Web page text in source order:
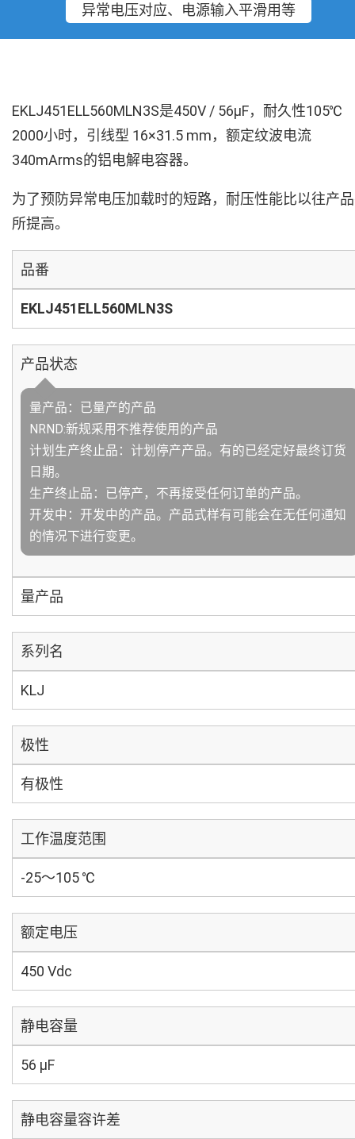
异常电压对应、电源输入平滑用等
EKLJ451ELL560MLN3S是450V / 56µF，耐久性105℃
2000小时，引线型 16×31.5 mm，额定纹波电流
340mArms的铝电解电容器。
为了预防异常电压加载时的短路，耐压性能比以往产
所提高。
品番
EKLJ451ELL560MLN3S
产品状态
量产品：已量产的产品
NRND:新规采用不推荐使用的产品
计划生产终止品：计划停产产品。有的已经定好最终订货
日期。
生产终止品：已停产，不再接受任何订单的产品。
开发中：开发中的产品。产品式样有可能会在无任何通知
的情况下进行变更。
量产品
系列名
KLJ
极性
有极性
工作温度范围
-25～105 ℃
额定电压
450 Vdc
静电容量
56 µF
静电容量容许差